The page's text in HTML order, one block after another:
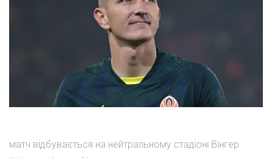
матч відбувається на нейтральному стадіоні Вінгер